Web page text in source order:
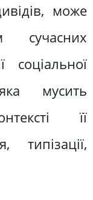
може
сучасних
соціальної
мусить
її
типізації,